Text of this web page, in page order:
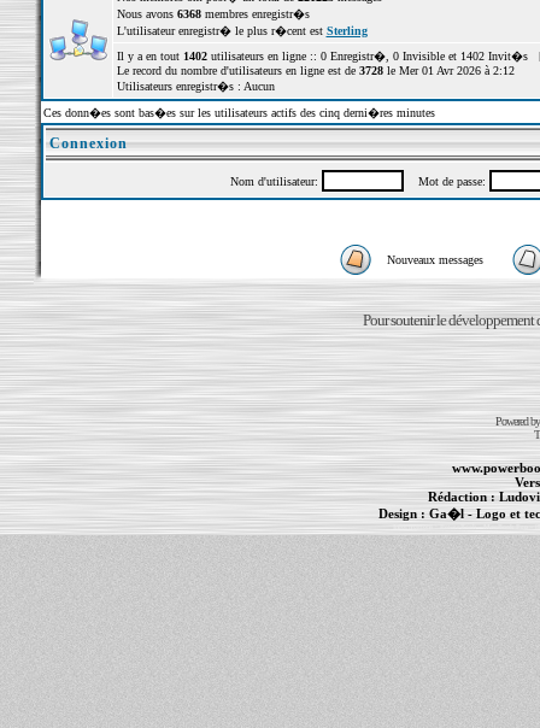
Nous avons 6368membres enregistr�s
L'utilisateur enregistr� le plus r�cent est Sterling
Il y a en tout 1402utilisateurs en ligne :: 0 Enregistr�, 0 Invisible et 1402 Invit�s
Le record du nombre d'utilisateurs en ligne est de 3728le Mer 01 Avr 2026 à 2:12
Utilisateurs enregistr�s : Aucun
Ces donn�es sont bas�es sur les utilisateurs actifs des cinq derni�res minutes
Connexion
Nom d'utilisateur: Mot de passe:
Nouveaux messages
Pour soutenir le développement
Powered
Rédaction :
Design : Ga�l- Logo et